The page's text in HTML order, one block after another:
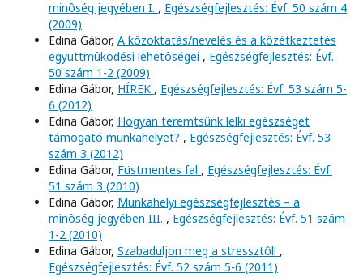
minôség jegyében I. , Egészségfejlesztés: Évf. 50 szám 4
(2009)
Edina Gábor, A közoktatás/nevelés és a közétkeztetés
együttmûködési lehetôségei , Egészségfejlesztés: Évf.
50 szám 1-2 (2009)
Edina Gábor, HÍREK , Egészségfejlesztés: Évf. 53 szám 5-
6 (2012)
Edina Gábor, Hogyan teremtsünk lelki egészséget
támogató munkahelyet? , Egészségfejlesztés: Évf. 53
szám 3 (2012)
Edina Gábor, Füstmentes fal , Egészségfejlesztés: Évf.
51 szám 3 (2010)
Edina Gábor, Munkahelyi egészségfejlesztés – a
minôség jegyében III. , Egészségfejlesztés: Évf. 51 szám
1-2 (2010)
Edina Gábor, Szabaduljon meg a stressztôl! ,
Egészségfejlesztés: Évf. 52 szám 5-6 (2011)